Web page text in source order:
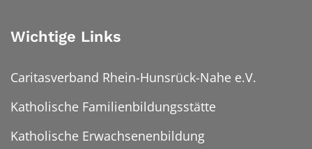
Wichtige Links
Caritasverband Rhein-Hunsrück-Nahe e.V.
Katholische Familienbildungsstätte
Katholische Erwachsenenbildung